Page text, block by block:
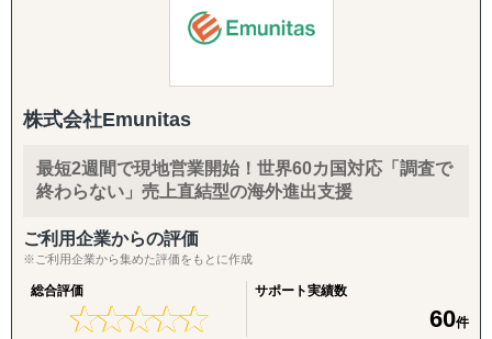
①グローバル人材の提供
・国内/海外で働く人材を紹介
・ITエンジニア、海外営業、海外拠点支店長、グローバル
人事など
・日本から海外市場へ向けた人材リクルート
②コミュニケーション研修
・異文化理解研修をベースとした研修
・15年の研修実績
・企業ごとに最適化された「グローバル人材育成モデル」
を提供
株式会社Emunitas
最短2週間で現地営業開始！世界60カ国対応「調査で
終わらない」売上直結型の海外進出支援
ご利用企業からの評価
※ご利用企業から集めた評価をもとに作成
総合評価
★★★★★
★★★★★
サポート実績数
60件